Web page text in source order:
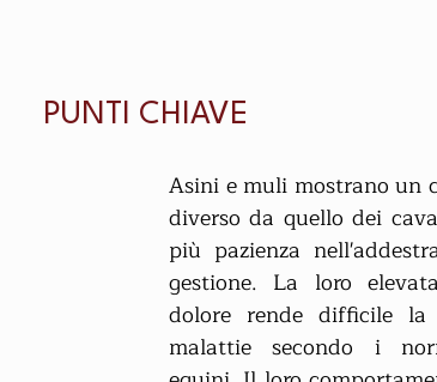
PUNTI CHIAVE
Asini e muli mostrano un
diverso da quello dei
più pazienza
gestione. La loro
dolore rende difficile la
malattie secondo i